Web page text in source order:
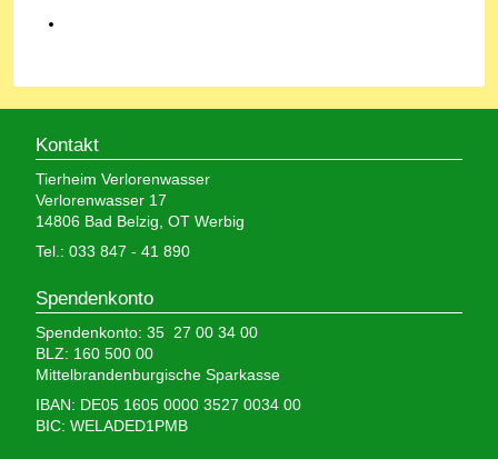
Kontakt
Tierheim Verlorenwasser
Verlorenwasser 17
14806 Bad Belzig, OT Werbig
Tel.: 033 847 - 41 890
Spendenkonto
Spendenkonto: 35 27 00 34 00
BLZ: 160 500 00
Mittelbrandenburgische Sparkasse
IBAN: DE05 1605 0000 3527 0034 00
BIC: WELADED1PMB